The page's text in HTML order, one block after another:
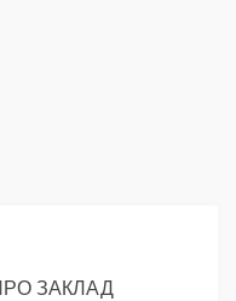
ЗАКЛАД